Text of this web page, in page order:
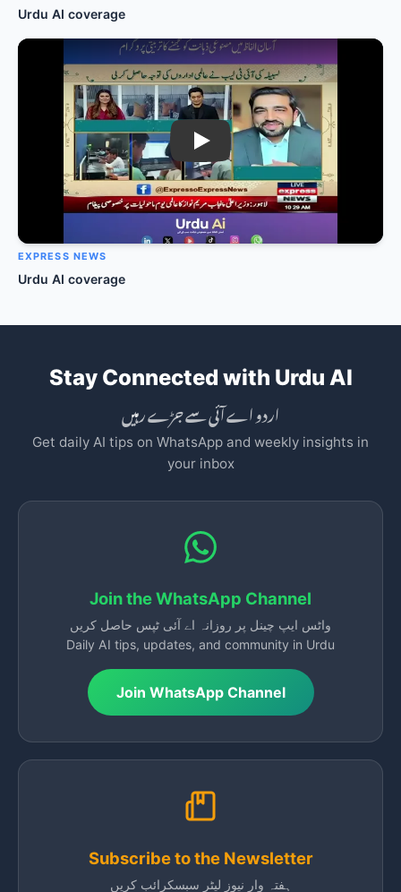
Urdu AI coverage
Play: Urdu AI on Express News
EXPRESS NEWS
Urdu AI coverage
Stay Connected with Urdu AI
اردو اے آئی سے جڑے رہیں
Get daily AI tips on WhatsApp and weekly insights in
your inbox
Join the WhatsApp Channel
واٹس ایپ چینل پر روزانہ اے آئی ٹپس حاصل کریں
Daily AI tips, updates, and community in Urdu
Join WhatsApp Channel
Subscribe to the Newsletter
ہفتہ وار نیوز لیٹر سبسکرائب کریں